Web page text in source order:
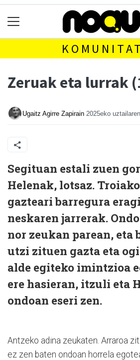
Zeruak eta lurrak
Ugaitz Agirre Zapirain 2025eko
Segituan estali zuen
Helenak, lotsaz.
gazteari barregura
neskaren jarrerak.
nor zeukan parean, eta
utzi zituen gazta eta
alde egiteko imintzioa
ere hasieran, itzuli eta
ondoan eseri zen.
Antzeko adina zeukaten. Arraroa
ez zen baten ondoan horrela